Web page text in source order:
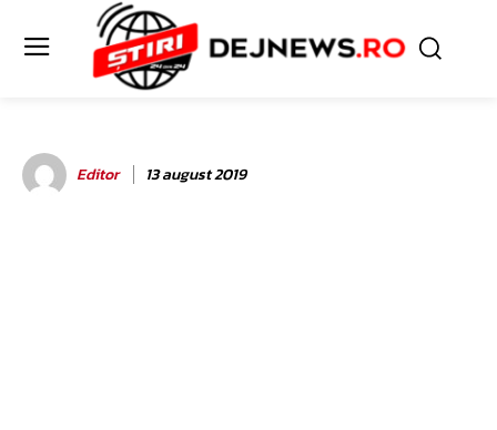
Editor 13 august 2019